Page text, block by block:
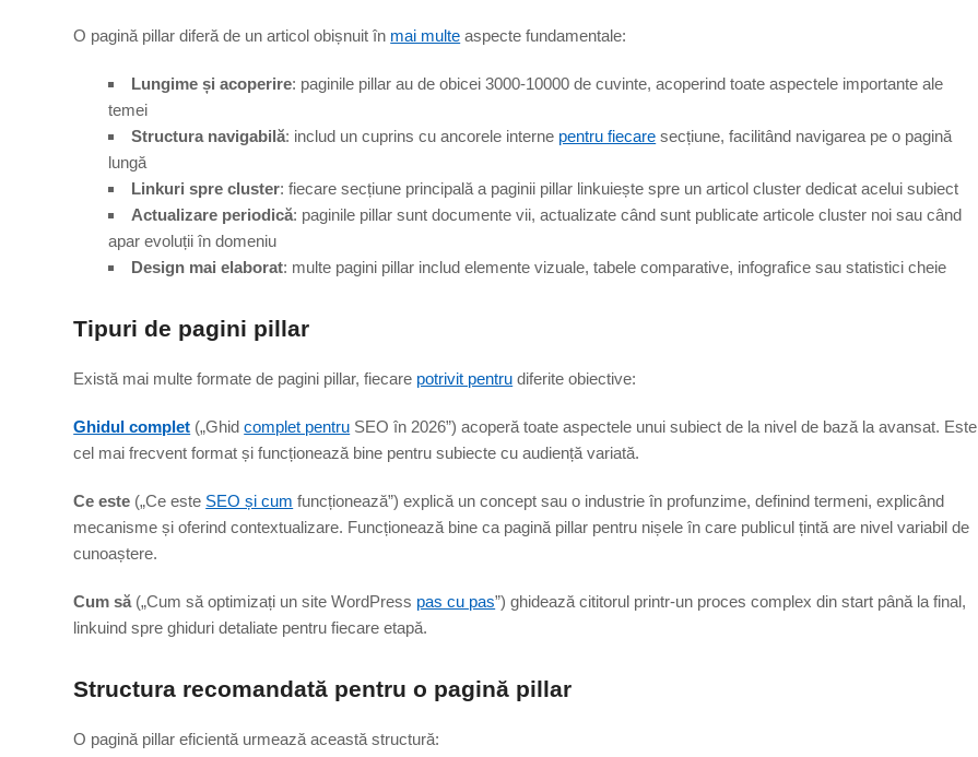
O pagină pillar diferă de un articol obișnuit în mai multe aspecte fundamentale:
Lungime și acoperire: paginile pillar au de obicei 3000-10000 de cuvinte, acoperind toate aspectele importante ale
temei
Structura navigabilă: includ un cuprins cu ancorele interne pentru fiecare secțiune, facilitând navigarea pe o pagină
lungă
Linkuri spre cluster: fiecare secțiune principală a paginii pillar linkuiește spre un articol cluster dedicat acelui subiect
Actualizare periodică: paginile pillar sunt documente vii, actualizate când sunt publicate articole cluster noi sau când
apar evoluții în domeniu
Design mai elaborat: multe pagini pillar includ elemente vizuale, tabele comparative, infografice sau statistici cheie
Tipuri de pagini pillar
Există mai multe formate de pagini pillar, fiecare potrivit pentru diferite obiective:
Ghidul complet („Ghidcomplet pentru SEO în 2026”) acoperă toate aspectele unui subiect de la nivel de bază la avansat. Este
cel mai frecvent format și funcționează bine pentru subiecte cu audiență variată.
Ce este („Ce este SEO și cum funcționează”) explică un concept sau o industrie în profunzime, definind termeni, explicând
mecanisme și oferind contextualizare. Funcționează bine ca pagină pillar pentru nișele în care publicul țintă are nivel variabil de
cunoaștere.
Cum să („Cum să optimizați un site WordPress pas cu pas”) ghidează cititorul printr-un proces complex din start până la final,
linkuind spre ghiduri detaliate pentru fiecare etapă.
Structura recomandată pentru o pagină pillar
O pagină pillar eficientă urmează această structură: